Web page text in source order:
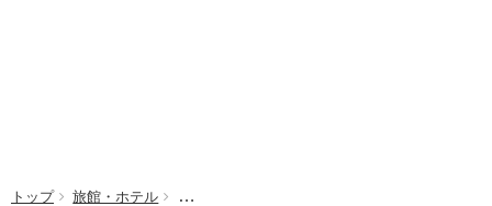
トップ 旅館・ホテル ホテルメトロポリタン エドモント、アフタヌー